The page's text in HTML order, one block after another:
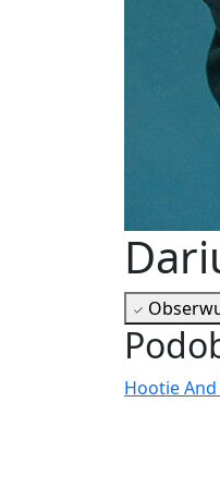
Hootie